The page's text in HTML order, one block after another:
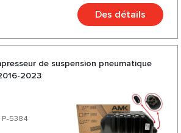
Des détails
de suspension pneumatique
2023
P-5384